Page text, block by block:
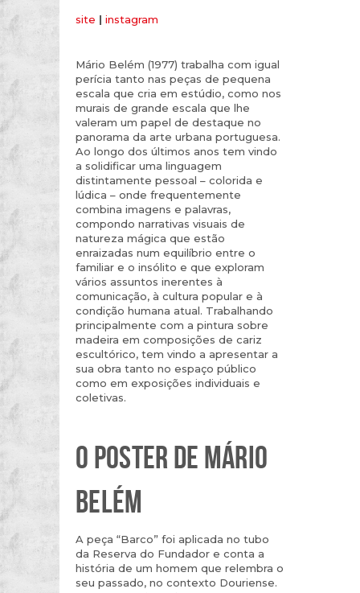
site | instagram
Mário Belém (1977) trabalha com igual
perícia tanto nas peças de pequena
escala que cria em estúdio, como nos
murais de grande escala que lhe
valeram um papel de destaque no
panorama da arte urbana portuguesa.
Ao longo dos últimos anos tem vindo
a solidificar uma linguagem
distintamente pessoal – colorida e
lúdica – onde frequentemente
combina imagens e palavras,
compondo narrativas visuais de
natureza mágica que estão
enraizadas num equilíbrio entre o
familiar e o insólito e que exploram
vários assuntos inerentes à
comunicação, à cultura popular e à
condição humana atual. Trabalhando
principalmente com a pintura sobre
madeira em composições de cariz
escultórico, tem vindo a apresentar a
sua obra tanto no espaço público
como em exposições individuais e
coletivas.
O POSTER DE MÁRIO
BELÉM
A peça “Barco” foi aplicada no tubo
da Reserva do Fundador e conta a
história de um homem que relembra o
seu passado, no contexto Douriense.